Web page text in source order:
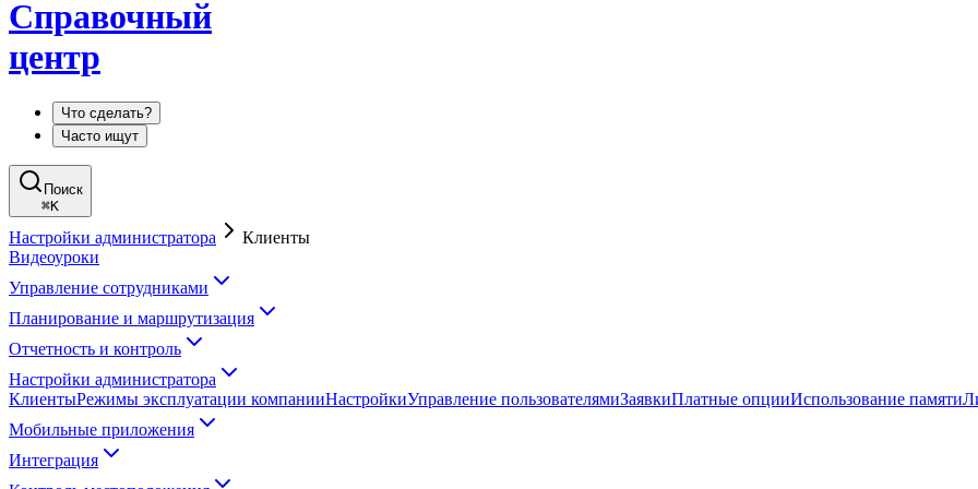
Справочный
центр
Что сделать?
Часто ищут
Поиск
⌘K
Настройки администратора
Клиенты
Видеоуроки
Управление сотрудниками
Планирование и маршрутизация
Отчетность и контроль
Настройки администратора
КлиентыРежимы эксплуатации компанииНастройкиУправление пользователямиЗаявкиПлатные опцииИспользование памяти
Мобильные приложения
Интеграция